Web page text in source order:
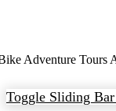
Adventure Tours
Toggle Sliding